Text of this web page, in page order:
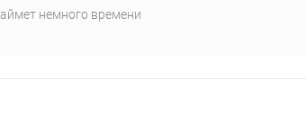
немного времени